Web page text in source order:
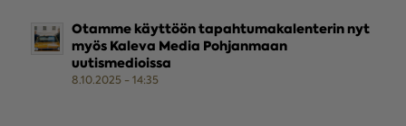
Otamme käyttöön tapahtumakalenterin nyt
myös Kaleva Media Pohjanmaan
uutismedioissa
8.10.2025 - 14:35